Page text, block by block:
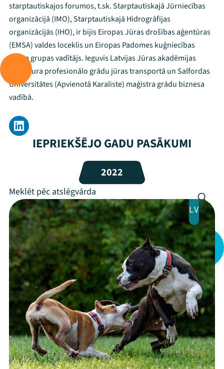
Mana programma
Festivāls
Jaunumi
Ziedo
Veikals
Kontakti
ThreadsFacebookYoutube
X Instagram
Flick TikTok
starptautiskajos forumos, t.sk. Starptautiskajā Jūrniecības
organizācijā (IMO), Starptautiskajā Hidrogrāfijas
organizācijās (IHO), ir bijis Eiropas Jūras drošības aģentūras
(EMSA) valdes loceklis un Eiropas Padomes kuģniecības
darba grupas vadītājs. Ieguvis Latvijas Jūras akadēmijas
bakalaura profesionālo grādu jūras transportā un Salfordas
Universitātes (Apvienotā Karaliste) maģistra grādu biznesa
vadībā.
IEPRIEKŠĒJO GADU PASĀKUMI
2022
LV